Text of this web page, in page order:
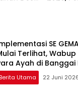
SE
Terlihat,
Ayah di
Rapor Anak
Berita Utama 22 Juni